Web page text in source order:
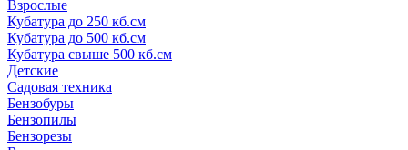
Взрослые
Кубатура до 250 кб.см
Кубатура до 500 кб.см
Кубатура свыше 500 кб.см
Детские
Садовая техника
Бензобуры
Бензопилы
Бензорезы